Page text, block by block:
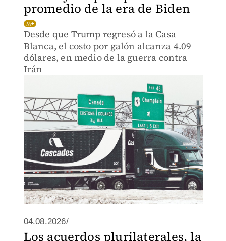
promedio de la era de Biden
Desde que Trump regresó a la Casa
Blanca, el costo por galón alcanza 4.09
dólares, en medio de la guerra contra
Irán
04.08.2026/
Los acuerdos plurilaterales, la